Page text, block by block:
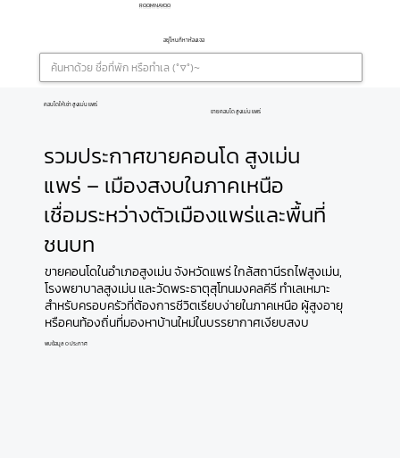
ROOMNAYOO
อยู่ไหนก็หาห้องเจอ
คอนโดให้เช่า สูงเม่น แพร่
ขายคอนโด สูงเม่น แพร่
รวมประกาศขายคอนโด สูงเม่น
แพร่ – เมืองสงบในภาคเหนือ
เชื่อมระหว่างตัวเมืองแพร่และพื้นที่
ชนบท
ขายคอนโดในอำเภอสูงเม่น จังหวัดแพร่ ใกล้สถานีรถไฟสูงเม่น,
โรงพยาบาลสูงเม่น และวัดพระธาตุสุโทนมงคลคีรี ทำเลเหมาะ
สำหรับครอบครัวที่ต้องการชีวิตเรียบง่ายในภาคเหนือ ผู้สูงอายุ
หรือคนท้องถิ่นที่มองหาบ้านใหม่ในบรรยากาศเงียบสงบ
พบข้อมูล 0 ประกาศ